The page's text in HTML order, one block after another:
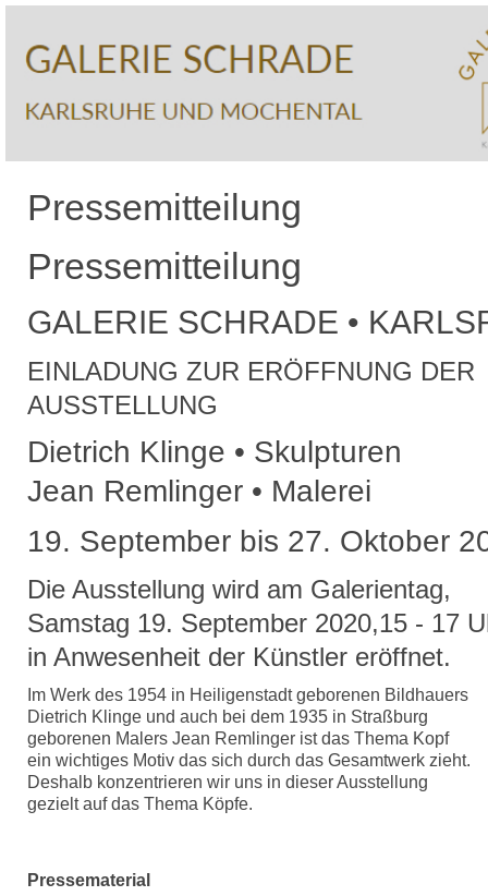
Pressemitteilung
Pressemitteilung
GALERIE SCHRADE •
EINLADUNG ZUR ERÖFFNUNG DER
AUSSTELLUNG
Dietrich Klinge • Skulpturen
Jean Remlinger • Malerei
19. September bis 27. Oktober
Die Ausstellung wird am Galerientag,
Samstag 19. September 2020,15 - 17
in Anwesenheit der Künstler eröffnet.
Im Werk des 1954 in Heiligenstadt geborenen Bildhauers
Dietrich Klinge und auch bei dem 1935 in Straßburg
geborenen Malers Jean Remlinger ist das Thema Kopf
ein wichtiges Motiv das sich durch das Gesamtwerk zieht.
Deshalb konzentrieren wir uns in dieser Ausstellung
gezielt auf das Thema Köpfe.
Pressematerial